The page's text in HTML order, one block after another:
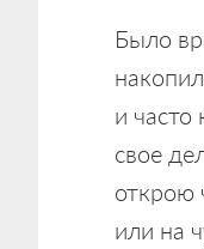
Было
и часто
свое
открою
или на